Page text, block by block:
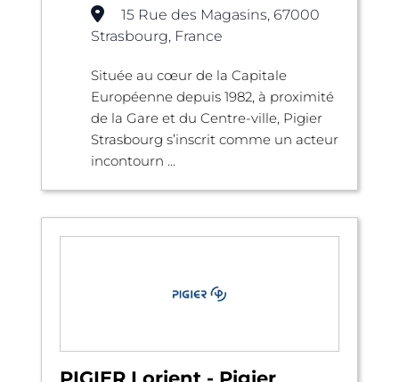
15 Rue des Magasins, 67000
Strasbourg, France
Située au cœur de la Capitale
Européenne depuis 1982, à proximité
de la Gare et du Centre-ville, Pigier
Strasbourg s’inscrit comme un acteur
incontourn ...